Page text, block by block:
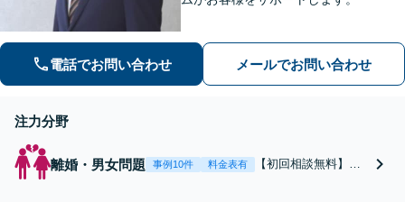
電話でお問い合わせ メールでお問い合わせ
注力分野
離婚・男女問題 事例10件 料金表有
【初回相談無料】あ